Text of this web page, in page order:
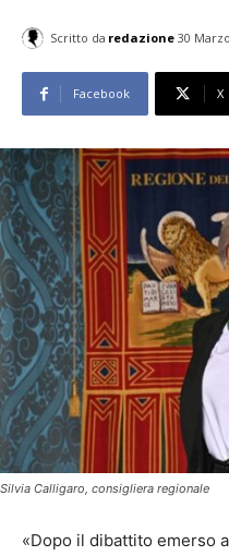
Scritto da redazione 30
Facebook X
Silvia Calligaro, consigliera regionale
«Dopo il dibattito emerso